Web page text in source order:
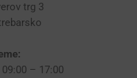
trg 3
– 17:00